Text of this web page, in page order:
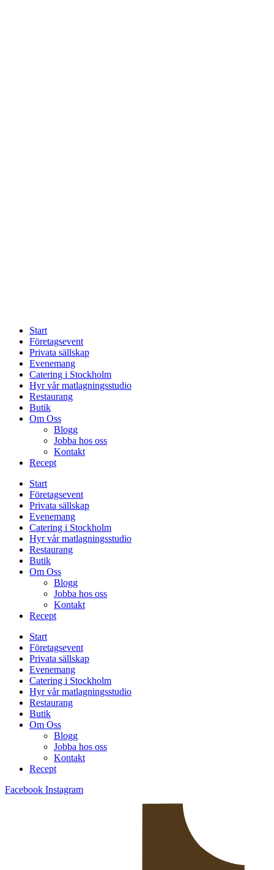
Start
Företagsevent
Privata sällskap
Evenemang
Catering i Stockholm
Hyr vår matlagningsstudio
Restaurang
Butik
Om Oss
Blogg
Jobba hos oss
Kontakt
Recept
Start
Företagsevent
Privata sällskap
Evenemang
Catering i Stockholm
Hyr vår matlagningsstudio
Restaurang
Butik
Om Oss
Blogg
Jobba hos oss
Kontakt
Recept
Start
Företagsevent
Privata sällskap
Evenemang
Catering i Stockholm
Hyr vår matlagningsstudio
Restaurang
Butik
Om Oss
Blogg
Jobba hos oss
Kontakt
Recept
Facebook Instagram